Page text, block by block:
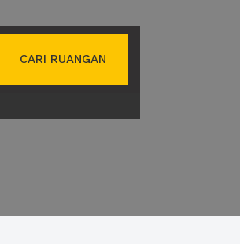
CARI RUANGAN